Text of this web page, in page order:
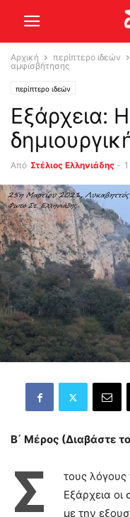
Αρχική περίπτερο ιδεών
αμφισβήτησης
περίπτερο ιδεών
Εξάρχεια:
Από Στέλιος Ελληνιάδης -
Β΄ Μέρος (Διαβάστε το
Σ
τους λόγους
Εξάρχεια οι
με την